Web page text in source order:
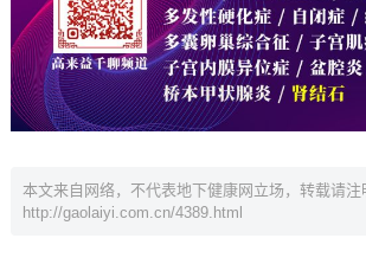
本文来自网络，不代表地下健康网立场，转载请注
http://gaolaiyi.com.cn/4389.html